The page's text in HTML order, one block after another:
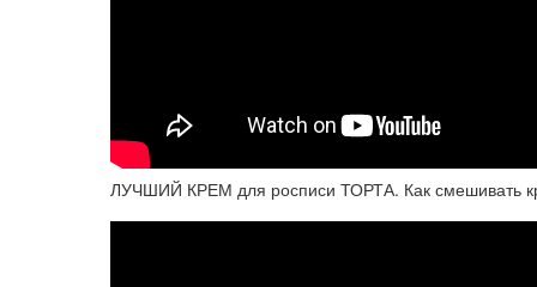
ЛУЧШИЙ КРЕМ для росписи ТОРТА. Как смешивать